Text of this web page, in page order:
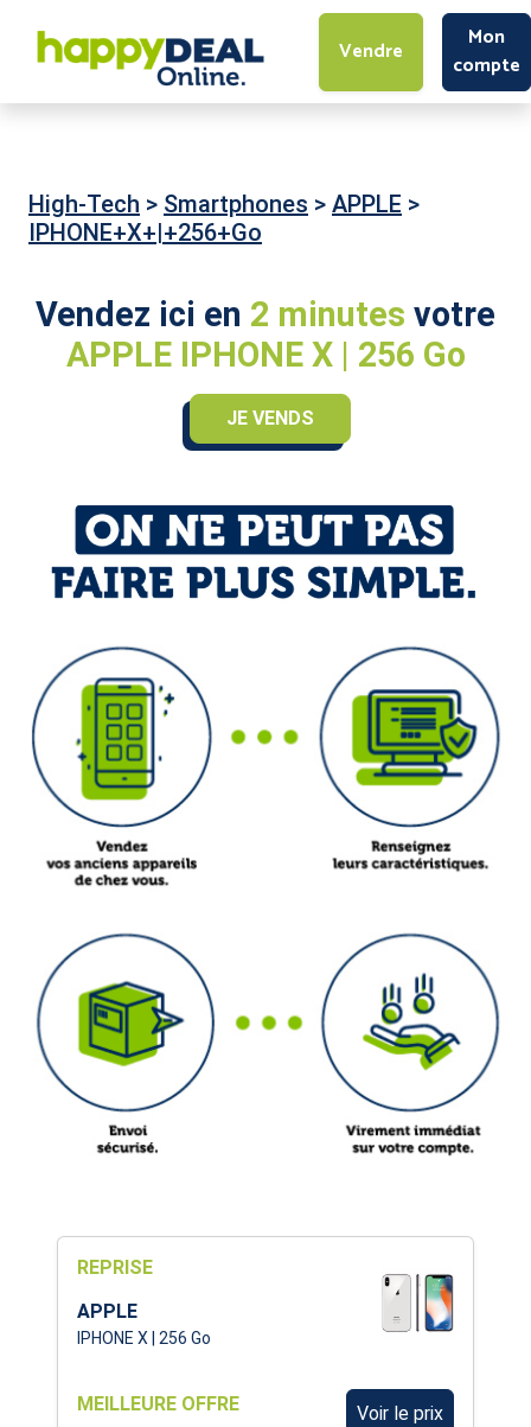
Vendre
Mon
compte
High-Tech > Smartphones > APPLE >
IPHONE+X+|+256+Go
Vendez ici en 2 minutes votre
APPLE IPHONE X | 256 Go
JE VENDS
REPRISE
APPLE
IPHONE X | 256 Go
MEILLEURE OFFRE Voir le prix